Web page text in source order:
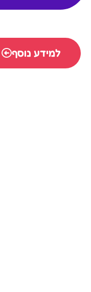
למידע נוסף